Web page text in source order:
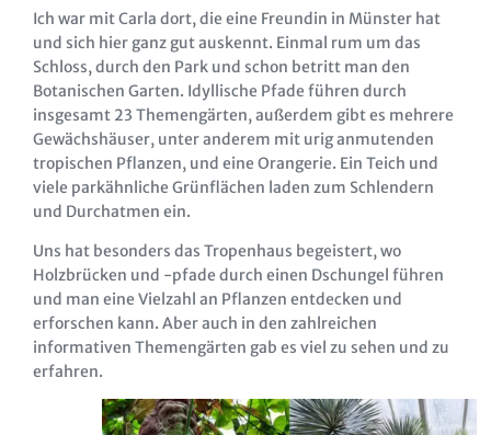
Ich war mit Carla dort, die eine Freundin in Münster hat
und sich hier ganz gut auskennt. Einmal rum um das
Schloss, durch den Park und schon betritt man den
Botanischen Garten. Idyllische Pfade führen durch
insgesamt 23 Themengärten, außerdem gibt es mehrere
Gewächshäuser, unter anderem mit urig anmutenden
tropischen Pflanzen, und eine Orangerie. Ein Teich und
viele parkähnliche Grünflächen laden zum Schlendern
und Durchatmen ein.
Uns hat besonders das Tropenhaus begeistert, wo
Holzbrücken und -pfade durch einen Dschungel führen
und man eine Vielzahl an Pflanzen entdecken und
erforschen kann. Aber auch in den zahlreichen
informativen Themengärten gab es viel zu sehen und zu
erfahren.